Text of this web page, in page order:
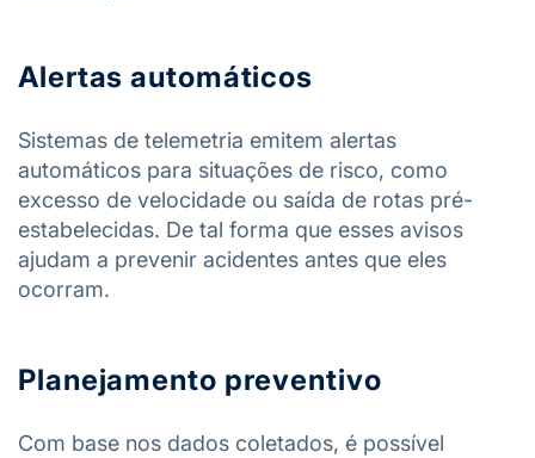
Alertas automáticos
Sistemas de telemetria emitem alertas
automáticos para situações de risco, como
excesso de velocidade ou saída de rotas pré-
estabelecidas. De tal forma que esses avisos
ajudam a prevenir acidentes antes que eles
ocorram.
Planejamento preventivo
Com base nos dados coletados, é possível